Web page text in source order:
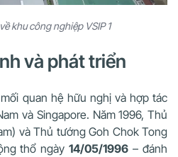
khu công nghiệp VSIP 1
và phát triển
quan hệ hữu nghị và hợp tác
và Singapore. Năm 1996, Thủ
và Thủ tướng Goh Chok Tong
thổ ngày14/05/1996 – đánh